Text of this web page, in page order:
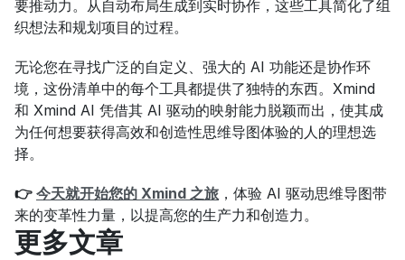
要推动力。从自动布局生成到实时协作，这些工具简化了组
织想法和规划项目的过程。
无论您在寻找广泛的自定义、强大的 AI 功能还是协作环
境，这份清单中的每个工具都提供了独特的东西。Xmind
和 Xmind AI 凭借其 AI 驱动的映射能力脱颖而出，使其成
为任何想要获得高效和创造性思维导图体验的人的理想选
择。
👉 今天就开始您的 Xmind 之旅 ，体验 AI 驱动思维导图带
来的变革性力量，以提高您的生产力和创造力。
更多文章